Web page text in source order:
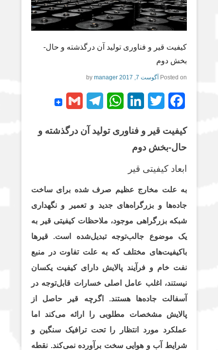
کیفیت قیر و فناوری تولید آن درگذشته و حال-
آگوست 7, 2017 by
manager
T
i
t
t
L
n
k
e
n
W
a
t
s
p
T
l
G
a
کیفیت قیر و فناوری تولید آن درگذشته و
حال-بخش دوم
ابعاد کیفیتی قیر
به علت مخارج عظیم صرف شده برای ساخت
جاده‌ها و بزرگراه‌های جدید و تعمیر و نگهداری
شبکه بزرگراهی موجود، ملاحظات کیفیتی قیر به
یک موضوع جالب‌توجه تبدیل‌شده است. قیرها
باکیفیت‌های مختلف که به علت تفاوت در منبع
نفت خام و فرآیند پالایش دارای کیفیت یکسان
نیستند، اغلب عامل اصلی خسارات قابل‌توجه در
آسفالت جاده‌ها هستند. اگرچه قیر حاصل از
پالایش مشخصات مطلوبی را ارائه می‌کند اما
عملکرد مورد انتظار را تحت ترافیک سنگین و
شرایط آب و هوایی سخت برآورده نمی‌کند. نقطه